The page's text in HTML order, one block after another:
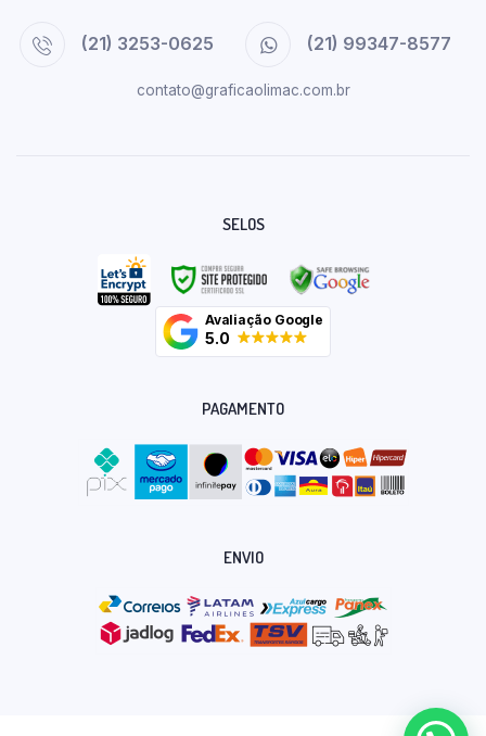
(21) 3253-0625 (21) 99347-8577
contato@graficaolimac.com.br
SELOS
Avaliação Google
5.0
PAGAMENTO
ENVIO